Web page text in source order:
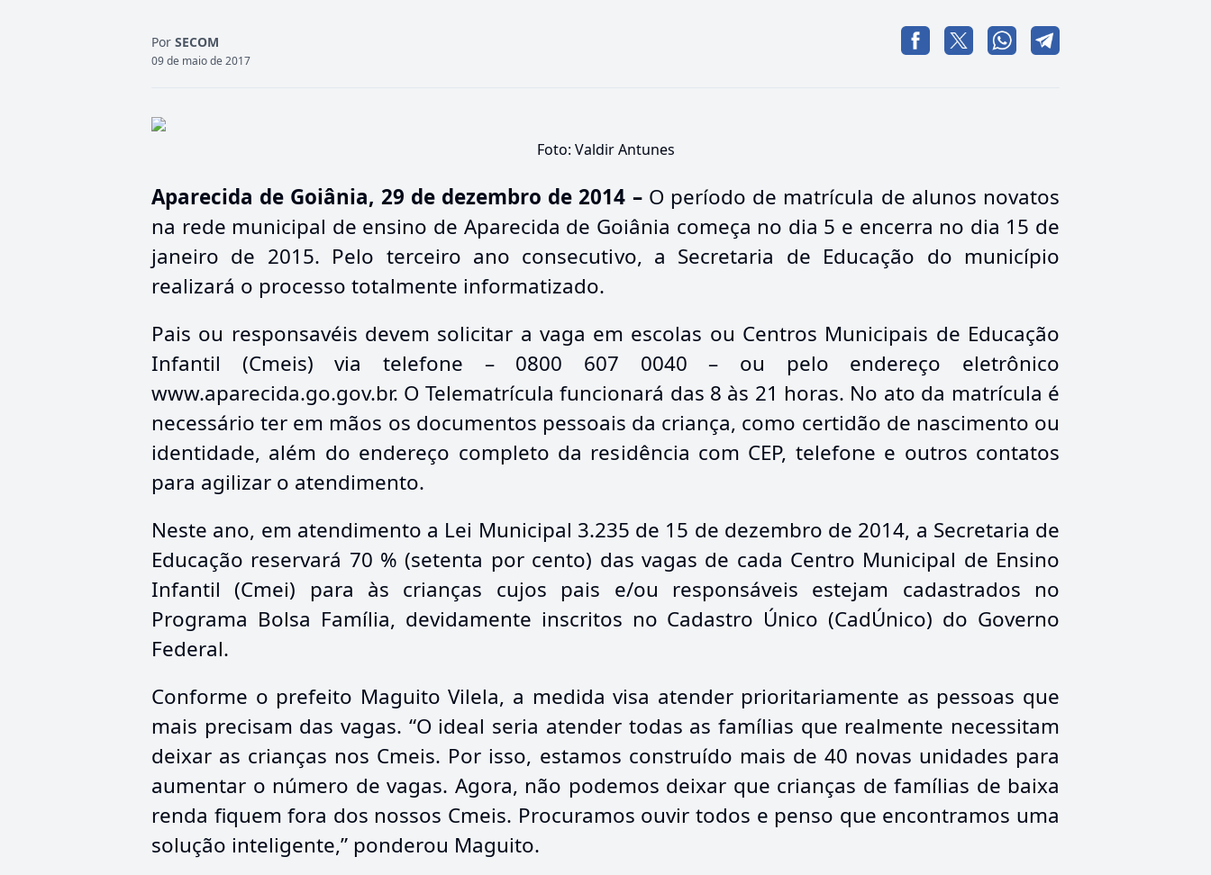
Por SECOM
09 de maio de 2017
Foto: Valdir Antunes
Aparecida de Goiânia, 29 de dezembro de 2014 –O período de matrícula de alunos novatos
na rede municipal de ensino de Aparecida de Goiânia começa no dia 5 e encerra no dia 15 de
janeiro de 2015. Pelo terceiro ano consecutivo, a Secretaria de Educação do município
realizará o processo totalmente informatizado.
Pais ou responsavéis devem solicitar a vaga em escolas ou Centros Municipais de Educação
Infantil (Cmeis) via telefone – 0800 607 0040 – ou pelo endereço eletrônico
www.aparecida.go.gov.br. O Telematrícula funcionará das 8 às 21 horas. No ato da matrícula é
necessário ter em mãos os documentos pessoais da criança, como certidão de nascimento ou
identidade, além do endereço completo da residência com CEP, telefone e outros contatos
para agilizar o atendimento.
Neste ano, em atendimento a Lei Municipal 3.235 de 15 de dezembro de 2014, a Secretaria de
Educação reservará 70 % (setenta por cento) das vagas de cada Centro Municipal de Ensino
Infantil (Cmei) para às crianças cujos pais e/ou responsáveis estejam cadastrados no
Programa Bolsa Família, devidamente inscritos no Cadastro Único (CadÚnico) do Governo
Federal.
Conforme o prefeito Maguito Vilela, a medida visa atender prioritariamente as pessoas que
mais precisam das vagas. “O ideal seria atender todas as famílias que realmente necessitam
deixar as crianças nos Cmeis. Por isso, estamos construído mais de 40 novas unidades para
aumentar o número de vagas. Agora, não podemos deixar que crianças de famílias de baixa
renda fiquem fora dos nossos Cmeis. Procuramos ouvir todos e penso que encontramos uma
solução inteligente,” ponderou Maguito.